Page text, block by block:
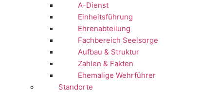
A-Dienst
Einheitsführung
Ehrenabteilung
Fachbereich Seelsorge
Aufbau & Struktur
Zahlen & Fakten
Ehemalige Wehrführer
Standorte